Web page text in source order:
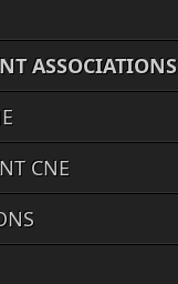
ASSOCIATIONS
CNE